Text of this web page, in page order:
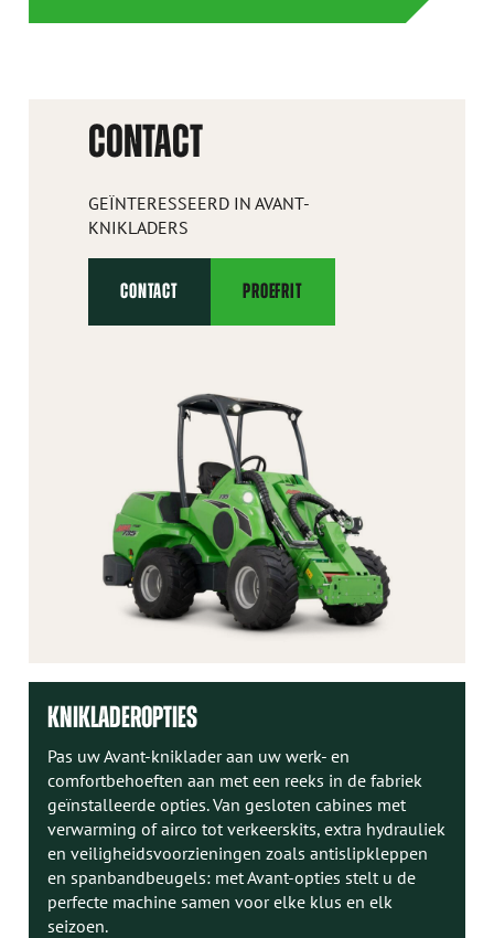
CONTACT
GEÏNTERESSEERD IN AVANT-
KNIKLADERS
CONTACT PROEFRIT
KNIKLADEROPTIES
Pas uw Avant-kniklader aan uw werk- en
comfortbehoeften aan met een reeks in de fabriek
geïnstalleerde opties. Van gesloten cabines met
verwarming of airco tot verkeerskits, extra hydrauliek
en veiligheidsvoorzieningen zoals antislipkleppen
en spanbandbeugels: met Avant-opties stelt u de
perfecte machine samen voor elke klus en elk
seizoen.